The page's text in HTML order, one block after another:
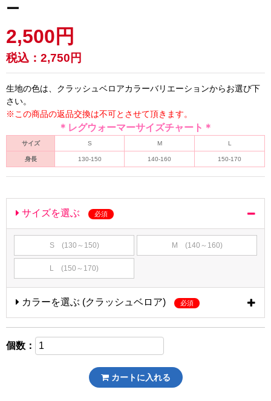
ー
2,500円
税込： 2,750円
生地の色は、クラッシュベロアカラーバリエーションからお選び下
さい。
※この商品の返品交換は不可とさせて頂きます。
＊レグウォーマーサイズチャート＊
サイズ S M L
身長 130-150 140-160 150-170
サイズを選ぶ 必須
S (130～150) M (140～160)
L (150～170)
カラーを選ぶ (クラッシュベロア) 必須
個数：
カートに入れる